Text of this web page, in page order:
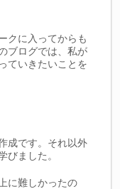
クに入ってからも
ブログでは、私が
ていきたいことを
成です。それ以外
びました。
に難しかったの